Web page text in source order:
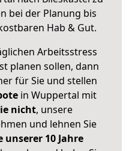
bei der Planung bis
Hab & Gut.
Arbeitsstress
planen sollen, dann
für Sie und stellen
in Wuppertal mit
nicht, unsere
und lehnen Sie
unserer 10 Jahre